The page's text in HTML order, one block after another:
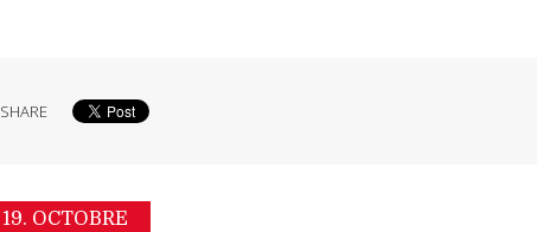
SHARE
19. OCTOBRE